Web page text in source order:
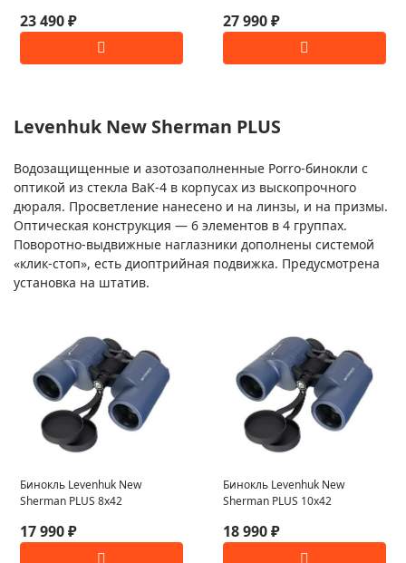
23 490 ₽ 27 990 ₽
Levenhuk New Sherman PLUS
Водозащищенные и азотозаполненные Porro-бинокли с
оптикой из стекла BaK-4 в корпусах из выскопрочного
дюраля. Просветление нанесено и на линзы, и на призмы.
Оптическая конструкция — 6 элементов в 4 группах.
Поворотно-выдвижные наглазники дополнены системой
«клик-стоп», есть диоптрийная подвижка. Предусмотрена
установка на штатив.
Бинокль Levenhuk New
Sherman PLUS 8x42
17 990 ₽
Бинокль Levenhuk New
Sherman PLUS 10x42
18 990 ₽